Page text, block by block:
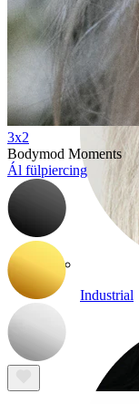
Industrial
3x2
Bodymod Moments
Ál fülpiercing